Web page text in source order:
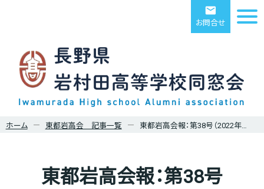
email
お問合せ
ホーム 東都岩高会 記事一覧 東都岩高会報：第38号（2022年度）
東都岩高会報：第38号